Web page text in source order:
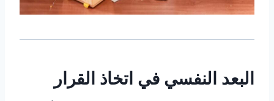
البعد النفسي في اتخاذ القرار